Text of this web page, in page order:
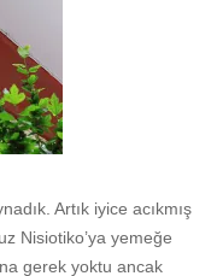
Artık iyice acıkmış
Nisiotiko’ya yemeğe
gerek yoktu ancak